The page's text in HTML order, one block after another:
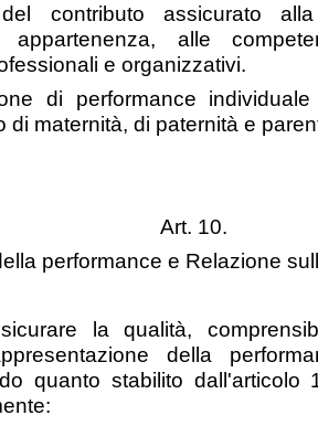
contributo assicurato alla
appartenenza, alle
e organizzativi.
di performance
di maternità, di paternità e
Art. 10.
performance e Relazione
la qualità,
della
quanto stabilito